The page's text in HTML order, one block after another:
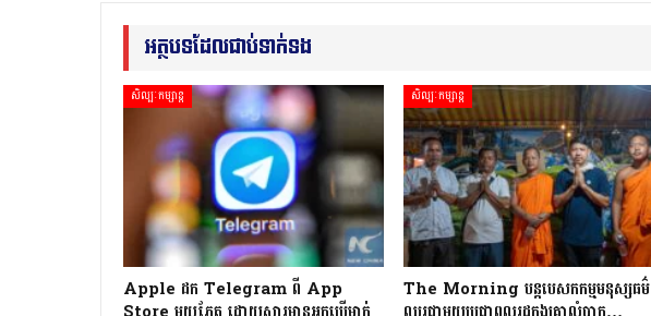
អត្ថបទដែលជាប់ទាក់ទង
សិល្បៈកម្សាន្ត
Apple ដក Telegram ពី App
សិល្បៈកម្សាន្ត
The Morning បន្តបេសកកម្មមនុស្សធម៌